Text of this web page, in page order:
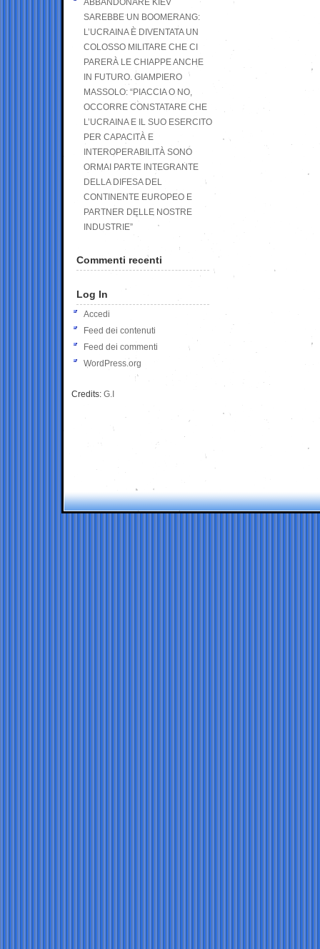
ABBANDONARE KIEV
SAREBBE UN BOOMERANG:
L’UCRAINA È DIVENTATA UN
COLOSSO MILITARE CHE CI
PARERÀ LE CHIAPPE ANCHE
IN FUTURO. GIAMPIERO
MASSOLO: “PIACCIA O NO,
OCCORRE CONSTATARE CHE
L’UCRAINA E IL SUO ESERCITO
PER CAPACITÀ E
INTEROPERABILITÀ SONO
ORMAI PARTE INTEGRANTE
DELLA DIFESA DEL
CONTINENTE EUROPEO E
PARTNER DELLE NOSTRE
INDUSTRIE”
Commenti recenti
Log In
Accedi
Feed dei contenuti
Feed dei commenti
WordPress.org
Credits: G.I